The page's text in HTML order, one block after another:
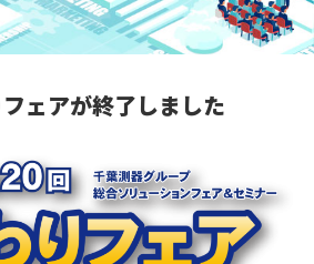
ェアが終了しました